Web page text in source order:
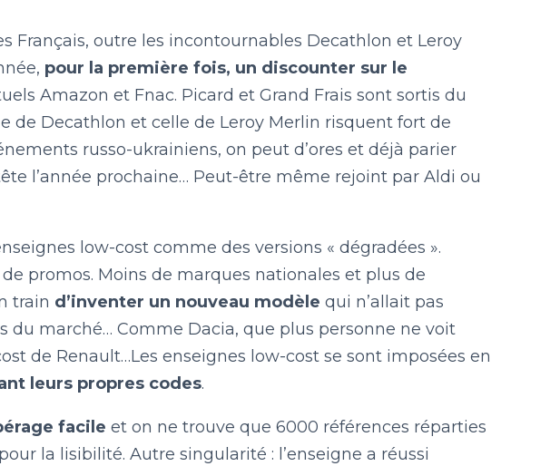
Français, outre les incontournables Decathlon et Leroy
pour la première fois, un discounter sur le
Amazon et Fnac. Picard et Grand Frais sont sortis du
de Decathlon et celle de Leroy Merlin risquent fort de
russo-ukrainiens, on peut d’ores et déjà parier
l’année prochaine… Peut-être même rejoint par Aldi ou
low-cost comme des versions « dégradées ».
promos. Moins de marques nationales et plus de
train d’inventer un nouveau modèle qui n’allait pas
du marché… Comme Dacia, que plus personne ne voit
de Renault…Les enseignes low-cost se sont imposées en
leurs propres codes.
facile et on ne trouve que 6000 références réparties
la lisibilité. Autre singularité : l’enseigne a réussi